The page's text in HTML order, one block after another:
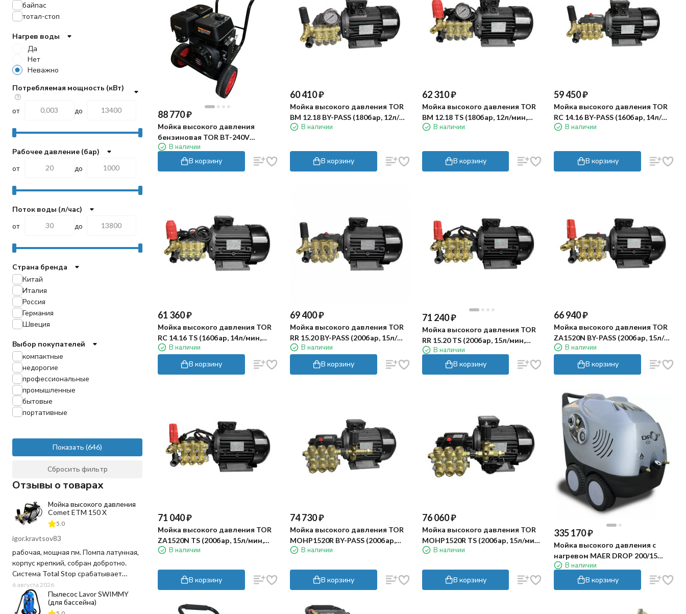
88 770₽
Мойка высокого давления
бензиновая TOR BT-240V
(250бар, 15л/мин)
В наличии
В корзину
60 410₽
Мойка высокого давления TOR
BM 12.18 BY-PASS (180бар, 12л/
мин, 4кВт)
В наличии
В корзину
62 310₽
Мойка высокого давления TOR
BM 12.18 TS (180бар, 12л/мин,
4кВт)В наличии
В корзину
59 450₽
Мойка высокого давления TOR
RC 14.16 BY-PASS (160бар, 14л/
мин, 4кВт)
В наличии
В корзину
61 360₽
Мойка высокого давления TOR
RC 14.16 TS (160бар, 14л/мин,
4кВт)В наличии
В корзину
69 400₽
Мойка высокого давления TOR
RR 15.20 BY-PASS (200бар, 15л/
мин, 5.5кВт)
В наличии
В корзину
71 240₽
Мойка высокого давления TOR
RR 15.20 TS (200бар, 15л/мин,
5.5кВт)
В наличии
В корзину
66 940₽
Мойка высокого давления TOR
ZA1520N BY-PASS (200бар, 15л/
мин, 5.5кВт)
В наличии
В корзину
71 040₽
Мойка высокого давления TOR
ZA1520N TS (200бар, 15л/мин,
5.5кВт)
В наличии
В корзину
74 730₽
Мойка высокого давления TOR
MOHP1520R BY-PASS (200бар,
15л/мин, 5.5кВт)
В наличии
В корзину
76 060₽
Мойка высокого давления TOR
MOHP1520R TS (200бар, 15л/мин,
5.5кВт)
В наличии
В корзину
335 170₽
Мойка высокого давления с
нагревом MAER DROP 200/15
(200бар, 15л/мин)
В наличии
В корзину
байпас
тотал-стоп
Нагрев воды
Да
Нет
Неважно
Потребляемая мощность (кВт)
от до
Рабочее давление (бар)
от
до
Поток воды (л/час)
от
до
Страна бренда
Китай
Италия
Россия
Германия
Швеция
Выбор покупателей
компактные
недорогие
профессиональные
промышленные
бытовые
портативные
Показать
Сбросить фильтр
Отзывы о товарах
Мойка высокого давления
Comet ETM 150 X
5.0
igor.kravtsov83
рабочая, мощная пм. Помпа латунная,
корпус крепкий, собран добротно.
Система Total Stop срабатывает
четко, отпустил курок - движок заглох,
воду и ресурс не тратит попусту.
Напор выдает отличный, грязь
6 августа 2026
Пылесос Lavor SWIMMY
(для бассейна)